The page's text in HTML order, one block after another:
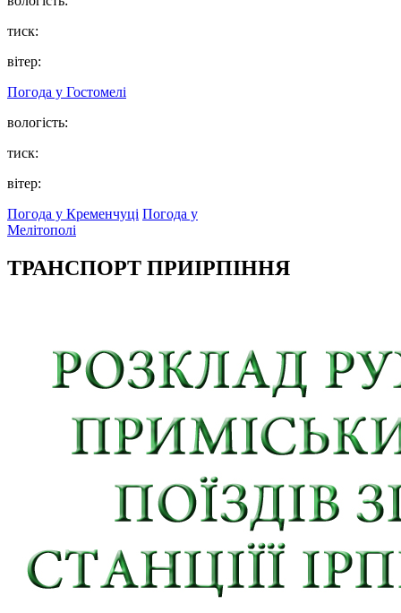
тиск:
вітер:
Погода у Гостомелі
вологість:
тиск:
вітер:
Погода у Кременчуці Погода у
Мелітополі
ТРАНСПОРТ ПРИІРПІННЯ